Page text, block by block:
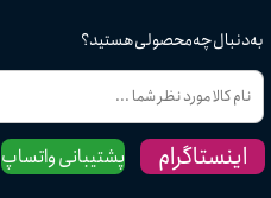
به دنبال چه محصولی هستید؟
پشتیبانی واتساپ اینستاگرام